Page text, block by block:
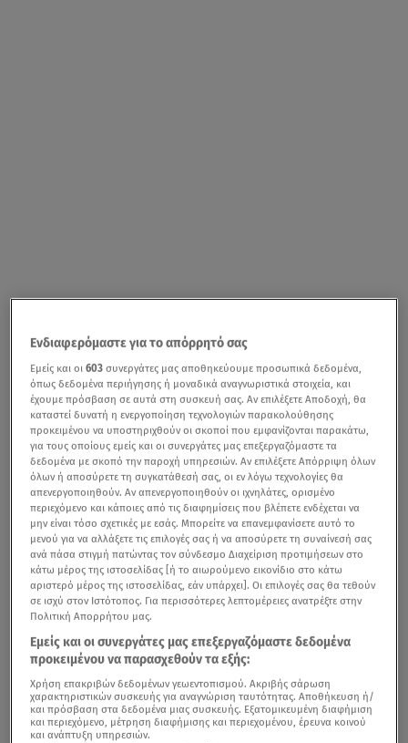
Ενδιαφερόμαστε για το απόρρητό σας
Εμείς και οι603 συνεργάτες μας αποθηκεύουμε προσωπικά δεδομένα,
όπως δεδομένα περιήγησης ή μοναδικά αναγνωριστικά στοιχεία, και
έχουμε πρόσβαση σε αυτά στη συσκευή σας. Αν επιλέξετε Αποδοχή, θα
καταστεί δυνατή η ενεργοποίηση τεχνολογιών παρακολούθησης
προκειμένου να υποστηριχθούν οι σκοποί που εμφανίζονται παρακάτω,
για τους οποίους εμείς και οι συνεργάτες μας επεξεργαζόμαστε τα
δεδομένα με σκοπό την παροχή υπηρεσιών. Αν επιλέξετε Απόρριψη όλων
όλων ή αποσύρετε τη συγκατάθεσή σας, οι εν λόγω τεχνολογίες θα
απενεργοποιηθούν. Αν απενεργοποιηθούν οι ιχνηλάτες, ορισμένο
περιεχόμενο και κάποιες από τις διαφημίσεις που βλέπετε ενδέχεται να
μην είναι τόσο σχετικές με εσάς. Μπορείτε να επανεμφανίσετε αυτό το
μενού για να αλλάξετε τις επιλογές σας ή να αποσύρετε τη συναίνεσή σας
ανά πάσα στιγμή πατώντας τον σύνδεσμο Διαχείριση προτιμήσεων στο
κάτω μέρος της ιστοσελίδας [ή το αιωρούμενο εικονίδιο στο κάτω
αριστερό μέρος της ιστοσελίδας, εάν υπάρχει]. Οι επιλογές σας θα τεθούν
σε ισχύ στον Ιστότοπος. Για περισσότερες λεπτομέρειες ανατρέξτε στην
Πολιτική Απορρήτου μας.
Εμείς και οι συνεργάτες μας επεξεργαζόμαστε δεδομένα
προκειμένου να παρασχεθούν τα εξής:
Χρήση επακριβών δεδομένων γεωεντοπισμού. Ακριβής σάρωση
χαρακτηριστικών συσκευής για αναγνώριση ταυτότητας. Αποθήκευση ή/
και πρόσβαση στα δεδομένα μιας συσκευής. Εξατομικευμένη διαφήμιση
και περιεχόμενο, μέτρηση διαφήμισης και περιεχομένου, έρευνα κοινού
και ανάπτυξη υπηρεσιών.